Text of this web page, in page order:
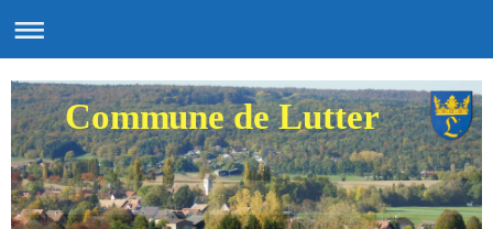
Commune de Lutter